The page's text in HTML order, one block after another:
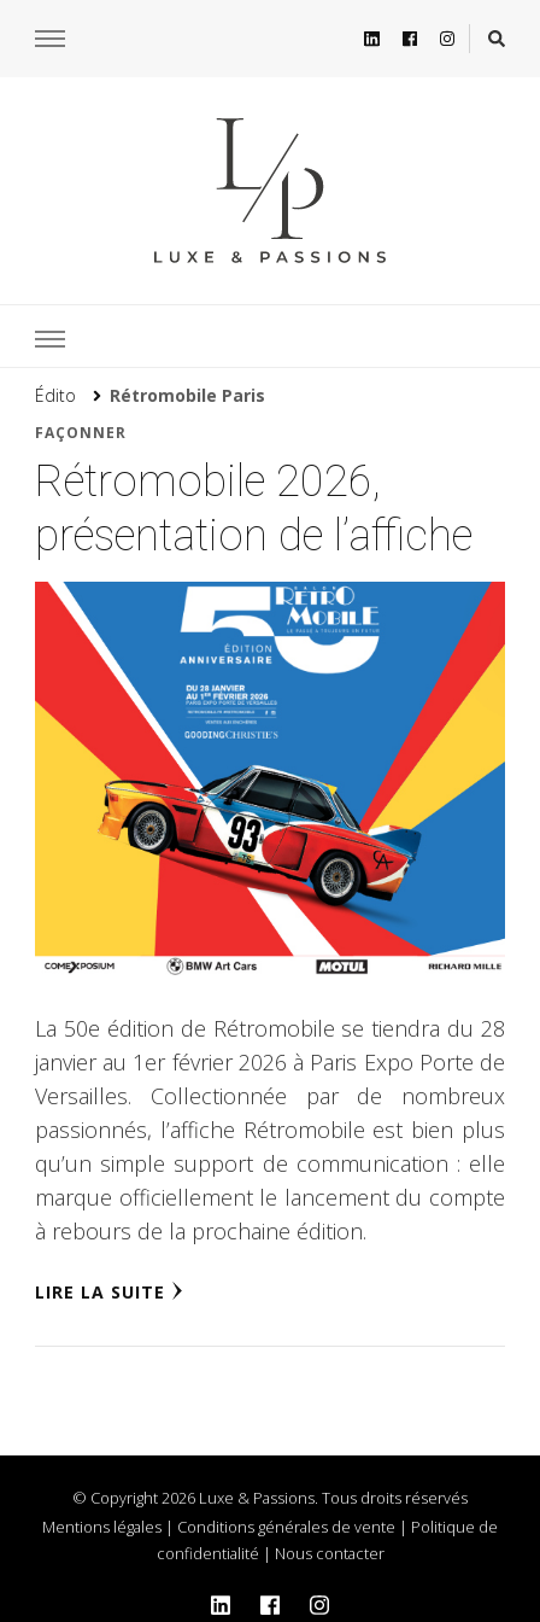
Édito Rétromobile Paris
FAÇONNER
Rétromobile 2026,
présentation de l’affiche
La 50e édition de Rétromobile se tiendra du 28
janvier au 1er février 2026 à Paris Expo Porte de
Versailles. Collectionnée par de nombreux
passionnés, l’affiche Rétromobile est bien plus
qu’un simple support de communication : elle
marque officiellement le lancement du compte
à rebours de la prochaine édition.
LIRE LA SUITE
© Copyright 2026 Luxe & Passions. Tous droits réservés
Mentions légales | Conditions générales de vente | Politique de
confidentialité | Nous contacter